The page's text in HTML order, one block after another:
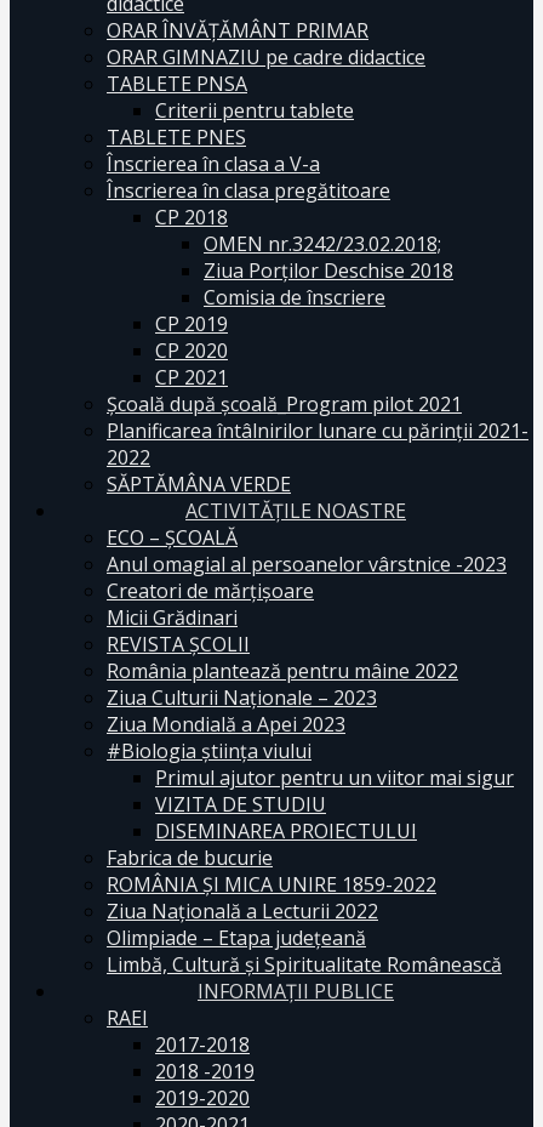
ORAR ÎNVĂȚĂMÂNT PRIMAR
ORAR GIMNAZIU pe cadre didactice
TABLETE PNSA
Criterii pentru tablete
TABLETE PNES
Înscrierea în clasa a V-a
Înscrierea în clasa pregătitoare
CP 2018
OMEN nr.3242/23.02.2018;
Ziua Porților Deschise 2018
Comisia de înscriere
CP 2019
CP 2020
CP 2021
Școală după școală_Program pilot 2021
Planificarea întâlnirilor lunare cu părinții 2021-
2022
SĂPTĂMÂNA VERDE
ACTIVITĂȚILE NOASTRE
ECO – ŞCOALĂ
Anul omagial al persoanelor vârstnice -2023
Creatori de mărțișoare
Micii Grădinari
REVISTA ŞCOLII
România plantează pentru mâine 2022
Ziua Culturii Naționale – 2023
Ziua Mondială a Apei 2023
#Biologia știința viului
Primul ajutor pentru un viitor mai sigur
VIZITA DE STUDIU
DISEMINAREA PROIECTULUI
Fabrica de bucurie
ROMÂNIA ŞI MICA UNIRE 1859-2022
Ziua Naţională a Lecturii 2022
Olimpiade – Etapa judeţeană
Limbă, Cultură și Spiritualitate Românească
INFORMAŢII PUBLICE
RAEI
2017-2018
2018 -2019
2019-2020